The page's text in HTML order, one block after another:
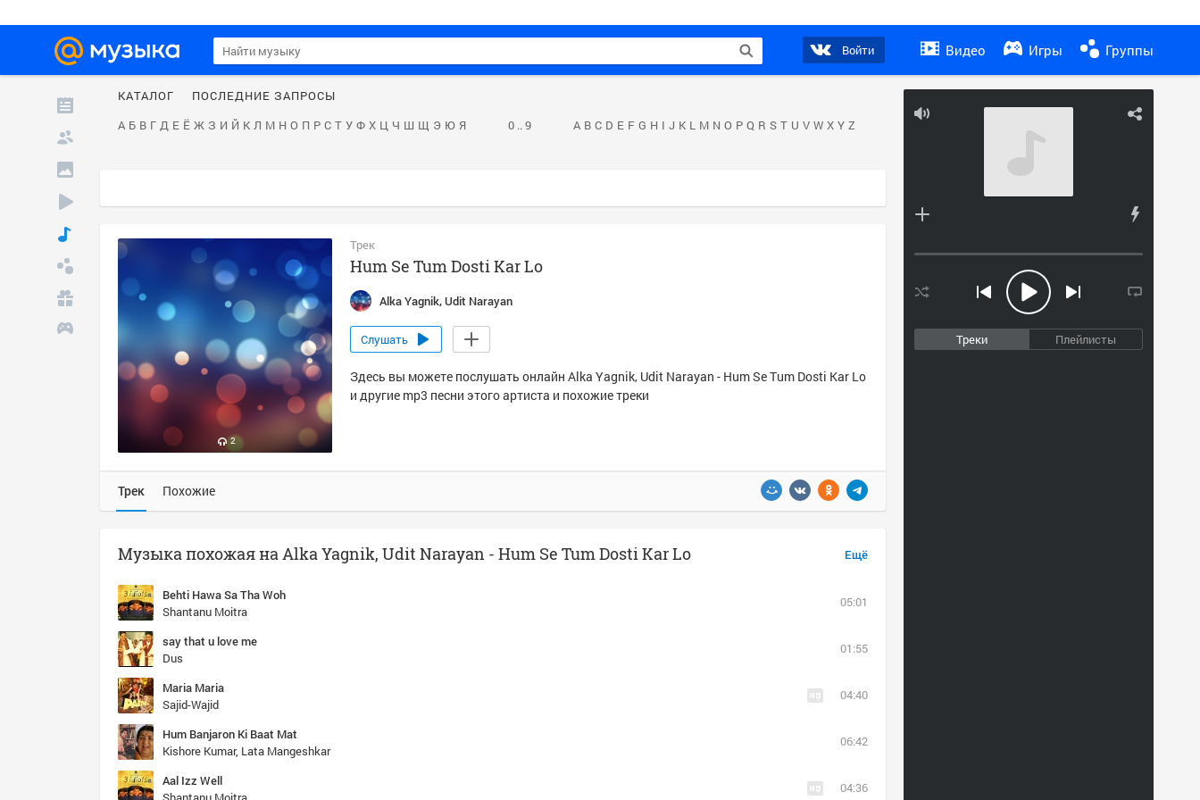
Войти Видео Игры Группы
Треки Плейлисты
КАТАЛОГ
ПОСЛЕДНИЕ ЗАПРОСЫ
А Б В Г Д Е Ё Ж З И Й К Л М Н О П Р С Т У Ф Х Ц Ч Ш Щ Э Ю Я 0 .. 9 A B C D E F G H I J K L M N O P Q R S T U V W X Y Z
2
Трек
Hum Se Tum Dosti Kar Lo
Alka Yagnik, Udit Narayan
Слушать
Здесь вы можете послушать онлайн Alka Yagnik, Udit Narayan - Hum Se Tum Dosti Kar Lo
и другие mp3 песни этого артиста и похожие треки
Трек Похожие
Ещё
Музыка похожая на Alka Yagnik, Udit Narayan - Hum Se Tum Dosti Kar Lo
Behti Hawa Sa Tha Woh
Shantanu Moitra
05:01
say that u love me
Dus
01:55
Maria Maria
Sajid-Wajid
04:40
Hum Banjaron Ki Baat Mat
Kishore Kumar, Lata Mangeshkar
06:42
Aal Izz Well
04:36